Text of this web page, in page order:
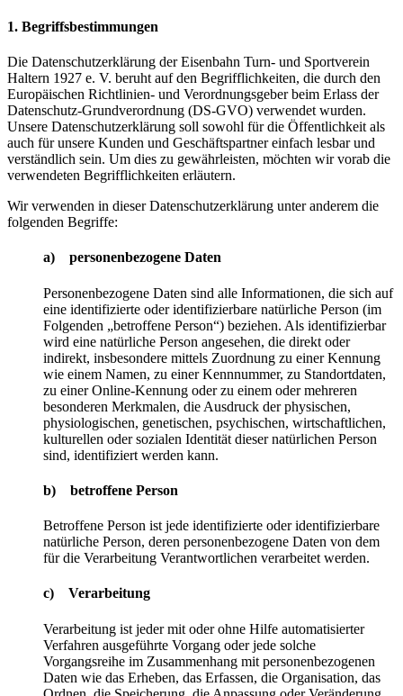
1. Begriffsbestimmungen
Die Datenschutzerklärung der Eisenbahn Turn- und Sportverein
Haltern 1927 e. V. beruht auf den Begrifflichkeiten, die durch den
Europäischen Richtlinien- und Verordnungsgeber beim Erlass der
Datenschutz-Grundverordnung (DS-GVO) verwendet wurden.
Unsere Datenschutzerklärung soll sowohl für die Öffentlichkeit als
auch für unsere Kunden und Geschäftspartner einfach lesbar und
verständlich sein. Um dies zu gewährleisten, möchten wir vorab die
verwendeten Begrifflichkeiten erläutern.
Wir verwenden in dieser Datenschutzerklärung unter anderem die
folgenden Begriffe:
a) personenbezogene Daten
Personenbezogene Daten sind alle Informationen, die sich auf
eine identifizierte oder identifizierbare natürliche Person (im
Folgenden „betroffene Person“) beziehen. Als identifizierbar
wird eine natürliche Person angesehen, die direkt oder
indirekt, insbesondere mittels Zuordnung zu einer Kennung
wie einem Namen, zu einer Kennnummer, zu Standortdaten,
zu einer Online-Kennung oder zu einem oder mehreren
besonderen Merkmalen, die Ausdruck der physischen,
physiologischen, genetischen, psychischen, wirtschaftlichen,
kulturellen oder sozialen Identität dieser natürlichen Person
sind, identifiziert werden kann.
b) betroffene Person
Betroffene Person ist jede identifizierte oder identifizierbare
natürliche Person, deren personenbezogene Daten von dem
für die Verarbeitung Verantwortlichen verarbeitet werden.
c) Verarbeitung
Verarbeitung ist jeder mit oder ohne Hilfe automatisierter
Verfahren ausgeführte Vorgang oder jede solche
Vorgangsreihe im Zusammenhang mit personenbezogenen
Daten wie das Erheben, das Erfassen, die Organisation, das